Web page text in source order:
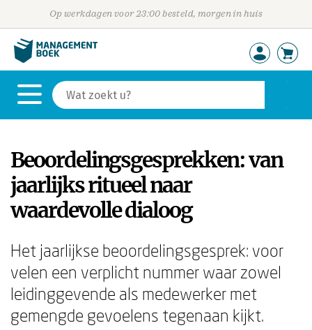
Op werkdagen voor 23:00 besteld, morgen in huis
Beoordelingsgesprekken: van
jaarlijks ritueel naar
waardevolle dialoog
Het jaarlijkse beoordelingsgesprek: voor
velen een verplicht nummer waar zowel
leidinggevende als medewerker met
gemengde gevoelens tegenaan kijkt.